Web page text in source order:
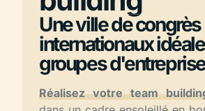
Une ville de congrès
internationaux
groupes
Réalisez votre team